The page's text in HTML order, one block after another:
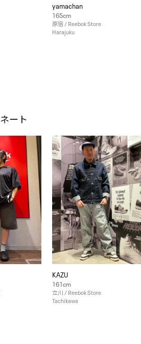
yamachan
165cm
原宿 / Reebok Store
Harajuku
ート
KAZU
161cm
立川 / Reebok Store
Tachikawa